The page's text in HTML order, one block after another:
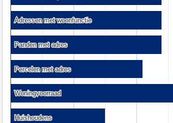
Adressen met woonfunctie
Adressen met woonfunctie
Panden met adres
Panden met adres
Percelen met adres
Percelen met adres
Woningvoorraad
Woningvoorraad
Huishoudens
Huishoudens